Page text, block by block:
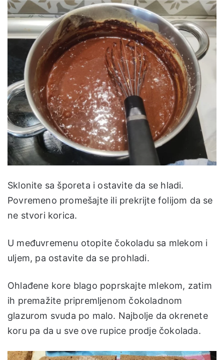
Sklonite sa šporeta i ostavite da se hladi.
Povremeno promešajte ili prekrijte folijom da se
ne stvori korica.
U međuvremenu otopite čokoladu sa mlekom i
uljem, pa ostavite da se prohladi.
Ohlađene kore blago poprskajte mlekom, zatim
ih premažite pripremljenom čokoladnom
glazurom svuda po malo. Najbolje da okrenete
koru pa da u sve ove rupice prodje čokolada.